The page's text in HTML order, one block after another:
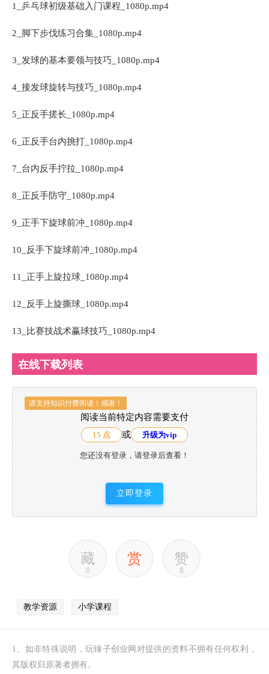
1_乒乓球初级基础入门课程_1080p.mp4
2_脚下步伐练习合集_1080p.mp4
3_发球的基本要领与技巧_1080p.mp4
4_接发球旋转与技巧_1080p.mp4
5_正反手搓长_1080p.mp4
6_正反手台内挑打_1080p.mp4
7_台内反手拧拉_1080p.mp4
8_正反手防守_1080p.mp4
9_正手下旋球前冲_1080p.mp4
10_反手下旋球前冲_1080p.mp4
11_正手上旋拉球_1080p.mp4
12_反手上旋撕球_1080p.mp4
13_比赛技战术赢球技巧_1080p.mp4
在线下载列表
请支持知识付费阅读！感谢！
阅读当前特定内容需要支付
15 点 或 升级为vip
您还没有登录，请登录后查看！
立即登录
藏
0
赏 赞
8
教学资源 小学课程
1、如非特殊说明，玩锤子创业网对提供的资料不拥有任何权利，
其版权归原著者拥有。